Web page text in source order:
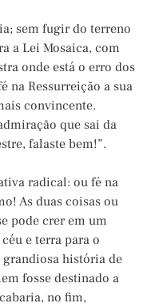
sem fugir do terreno
a Lei Mosaica, com
onde está o erro dos
na Ressurreição a sua
convincente.
que sai da
falaste bem!”.
radical: ou fé na
As duas coisas ou
pode crer em um
e terra para o
história de
fosse destinado a
no fim,